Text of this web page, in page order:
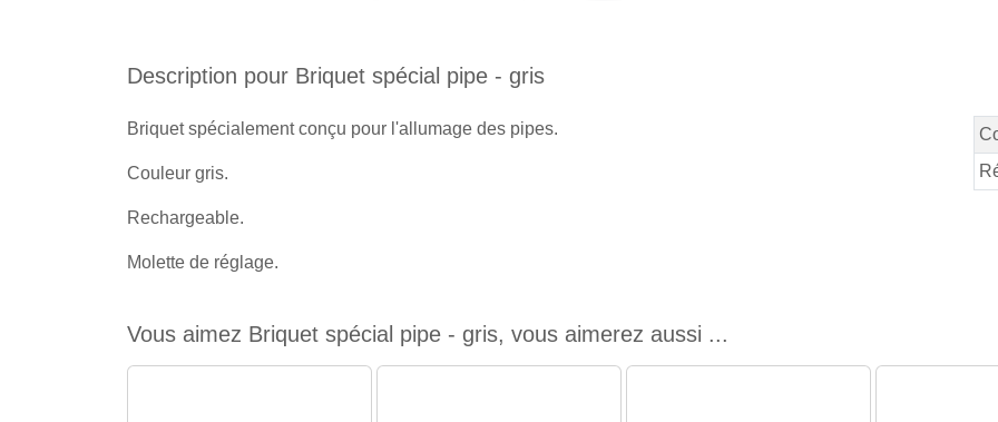
Description pour Briquet spécial pipe - gris
Briquet spécialement conçu pour l'allumage des pipes.
Couleur gris.
Rechargeable.
Molette de réglage.
Vous aimez Briquet spécial pipe - gris, vous aimerez aussi ...